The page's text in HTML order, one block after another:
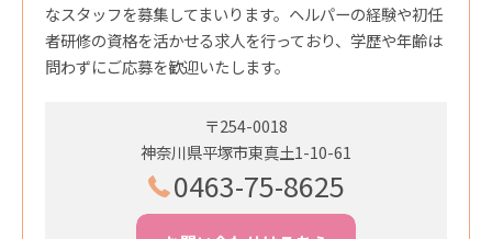
なスタッフを募集してまいります。ヘルパーの経験や初任
者研修の資格を活かせる求人を行っており、学歴や年齢は
問わずにご応募を歓迎いたします。
〒254-0018
神奈川県平塚市東真土1-10-61
0463-75-8625